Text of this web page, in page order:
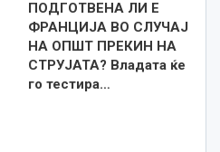
ПОДГОТВЕНА ЛИ Е
ФРАНЦИЈА ВО СЛУЧАЈ
НА ОПШТ ПРЕКИН НА
СТРУЈАТА? Владата ќе
го тестира…